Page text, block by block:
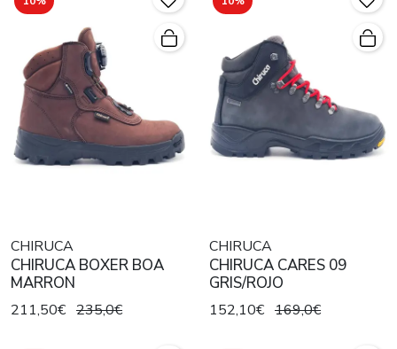
CHIRUCA
CHIRUCA BOXER BOA
MARRON
211,50€ 235,0€
CHIRUCA
CHIRUCA CARES 09
GRIS/ROJO
152,10€ 169,0€